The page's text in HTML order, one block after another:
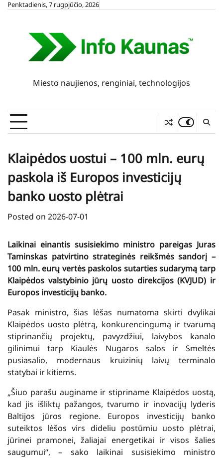
SkipPenktadienis, 7 rugpjūčio, 2026
Miesto naujienos, renginiai, technologijos
Klaipėdos uostui – 100 mln. eurų
paskola iš Europos investicijų
banko uosto plėtrai
Posted on 2026-07-01
Laikinai einantis susisiekimo ministro pareigas Juras
Taminskas patvirtino strateginės reikšmės sandorį –
100 mln. eurų vertės paskolos sutarties sudarymą tarp
Klaipėdos valstybinio jūrų uosto direkcijos (KVJUD) ir
Europos investicijų banko.
Pasak ministro, šias lėšas numatoma skirti dvylikai
Klaipėdos uosto plėtrą, konkurencingumą ir tvarumą
stiprinančių projektų, pavyzdžiui, laivybos kanalo
gilinimui tarp Kiaulės Nugaros salos ir Smeltės
pusiasalio, modernaus kruizinių laivų terminalo
statybai ir kitiems.
„Šiuo parašu auginame ir stipriname Klaipėdos uostą,
kad jis išliktų pažangos, tvarumo ir inovacijų lyderis
Baltijos jūros regione. Europos investicijų banko
suteiktos lėšos virs dideliu postūmiu uosto plėtrai,
jūrinei pramonei, žaliajai energetikai ir visos šalies
saugumui“, – sako laikinai susisiekimo ministro